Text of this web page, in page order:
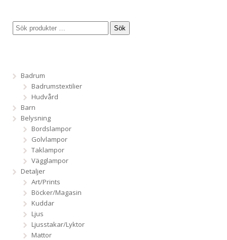
Sök
Badrum
Badrumstextilier
Hudvård
Barn
Belysning
Bordslampor
Golvlampor
Taklampor
Vägglampor
Detaljer
Art/Prints
Böcker/Magasin
Kuddar
Ljus
Ljusstakar/Lyktor
Mattor